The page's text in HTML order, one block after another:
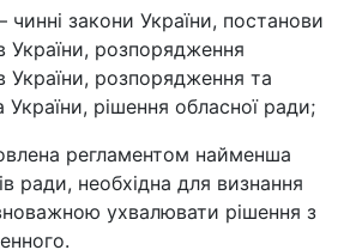
чиннi закони України, постанови
України, розпорядження
України, розпорядження та
рішення обласної ради;
регламентом найменша
ради, необхідна для визнання
ухвалювати рішення з